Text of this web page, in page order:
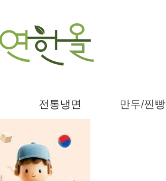
전통냉면 만두/찐빵
로그인